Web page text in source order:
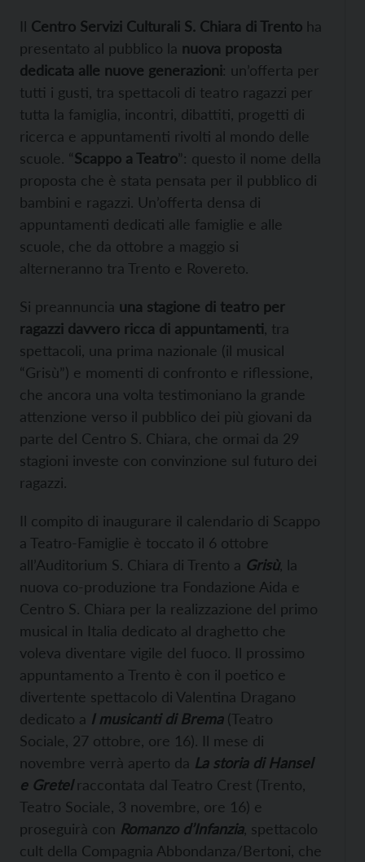
Il Centro Servizi Culturali S. Chiara di Trento ha
presentato al pubblico la nuova proposta
dedicata alle nuove generazioni: un’offerta per
tutti i gusti, tra spettacoli di teatro ragazzi per
tutta la famiglia, incontri, dibattiti, progetti di
ricerca e appuntamenti rivolti al mondo delle
scuole. “Scappo a Teatro”: questo il nome della
proposta che è stata pensata per il pubblico di
bambini e ragazzi. Un’offerta densa di
appuntamenti dedicati alle famiglie e alle
scuole, che da ottobre a maggio si
alterneranno tra Trento e Rovereto.
Si preannuncia una stagione di teatro per
ragazzi davvero ricca di appuntamenti , tra
spettacoli, una prima nazionale (il musical
“Grisù”) e momenti di confronto e riflessione,
che ancora una volta testimoniano la grande
attenzione verso il pubblico dei più giovani da
parte del Centro S. Chiara, che ormai da 29
stagioni investe con convinzione sul futuro dei
ragazzi.
Il compito di inaugurare il calendario di Scappo
a Teatro-Famiglie è toccato il 6 ottobre
all’Auditorium S. Chiara di Trento a Grisù, la
nuova co-produzione tra Fondazione Aida e
Centro S. Chiara per la realizzazione del primo
musical in Italia dedicato al draghetto che
voleva diventare vigile del fuoco. Il prossimo
appuntamento a Trento è con il poetico e
divertente spettacolo di Valentina Dragano
dedicato a I musicanti di Brema(Teatro
Sociale, 27 ottobre, ore 16). Il mese di
novembre verrà aperto da La storia di Hansel
e Gretelraccontata dal Teatro Crest (Trento,
Teatro Sociale, 3 novembre, ore 16) e
proseguirà con Romanzo d’Infanzia, spettacolo
cult della Compagnia Abbondanza/Bertoni, che